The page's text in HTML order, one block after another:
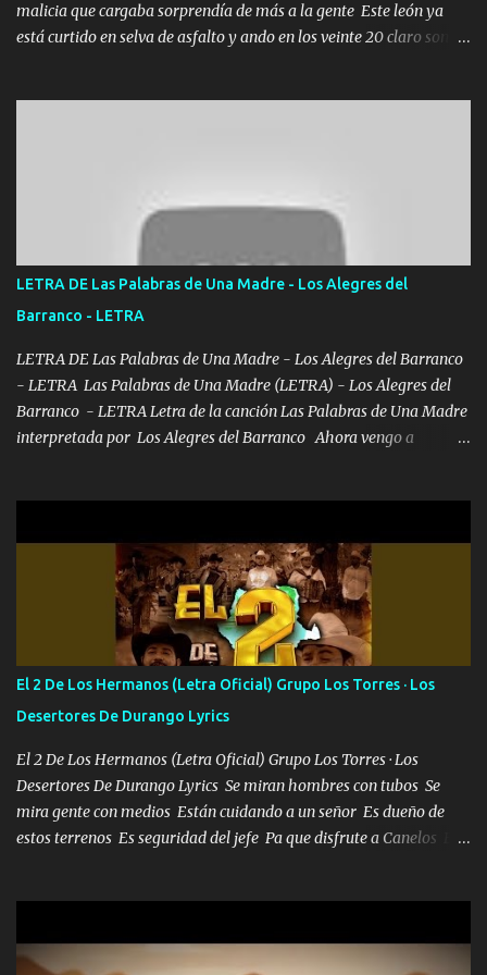
malicia que cargaba sorprendía de más a la gente Este león ya
está curtido en selva de asfalto y ando en los veinte 20 claro son
Ya pasé varias hazañas ya tienen rato que me agarran el colmillo
de este León los estatales no sé esperaron Al tiro esta la PrimiZa
también la nueve que cargo al lado doy la mano al que su amigo y
al traicionero damos pa abajo Y No me paran aquí hay pa más
pues hay charola les voy a dar hasta topar pues no hay de otra...
LETRA DE Las Palabras de Una Madre - Los Alegres del
Barranco - LETRA
LETRA DE Las Palabras de Una Madre - Los Alegres del Barranco
- LETRA Las Palabras de Una Madre (LETRA) - Los Alegres del
Barranco - LETRA Letra de la canción Las Palabras de Una Madre
interpretada por Los Alegres del Barranco Ahora vengo a
quiso, él tiempo sigue pasando y nunca te olvidaremos, aquí
seguiré esperando hasta volvernos a vernos El recuerdo que yo
tengo de mi mente no se va, en mi corazón me llevo lo mismo que
tu papá, a veces me pongo triste porque no puedo mirarte, mas se
que tu me escuchas porque tu eres mi gran ángel, El desespero me
llega para reunirme contigo, tu iluminas mi sendero por siempre
serás mi niño, del amor que yo te tengo es co...
El 2 De Los Hermanos (Letra Oficial) Grupo Los Torres · Los
Desertores De Durango Lyrics
El 2 De Los Hermanos (Letra Oficial) Grupo Los Torres · Los
Desertores De Durango Lyrics Se miran hombres con tubos Se
mira gente con medios Están cuidando a un señor Es dueño de
estos terrenos Es seguridad del jefe Pa que disfrute a Canelos Es
ni tampoco las mujeres porque es platica de grandes por eso hay
que estar alegres doy las instrucciones para atender los deberes